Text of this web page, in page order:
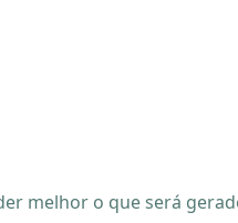
melhor o que será